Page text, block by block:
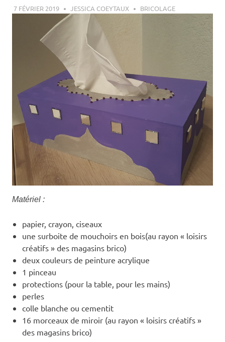
7 FÉVRIER 2019 JESSICA COEYTAUX BRICOLAGE
Matériel :
papier, crayon, ciseaux
une surboite de mouchoirs en bois(au rayon « loisirs
créatifs » des magasins brico)
deux couleurs de peinture acrylique
1 pinceau
protections (pour la table, pour les mains)
perles
colle blanche ou cementit
16 morceaux de miroir (au rayon « loisirs créatifs »
des magasins brico)